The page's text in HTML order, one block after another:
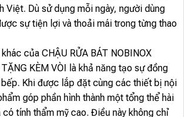
Việt. Dù sử dụng mỗi ngày, người dùng
sự tiện lợi và thoải mái trong từng thao
của CHẬU RỬA BÁT NOBINOX
KÈM VÒI là khả năng tạo sự đồng
Khi được lắp đặt cùng các thiết bị nội
góp phần hình thành một tổng thể hài
có tính thẩm mỹ cao. Điều này không chỉ